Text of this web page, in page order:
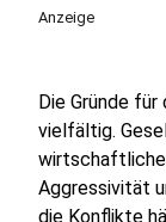
Anzeige
Die Gründe
vielfältig.
Aggressivität
die Konflikte